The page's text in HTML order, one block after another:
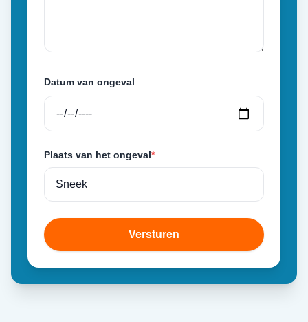
Datum van ongeval
Plaats van het ongeval*
Versturen